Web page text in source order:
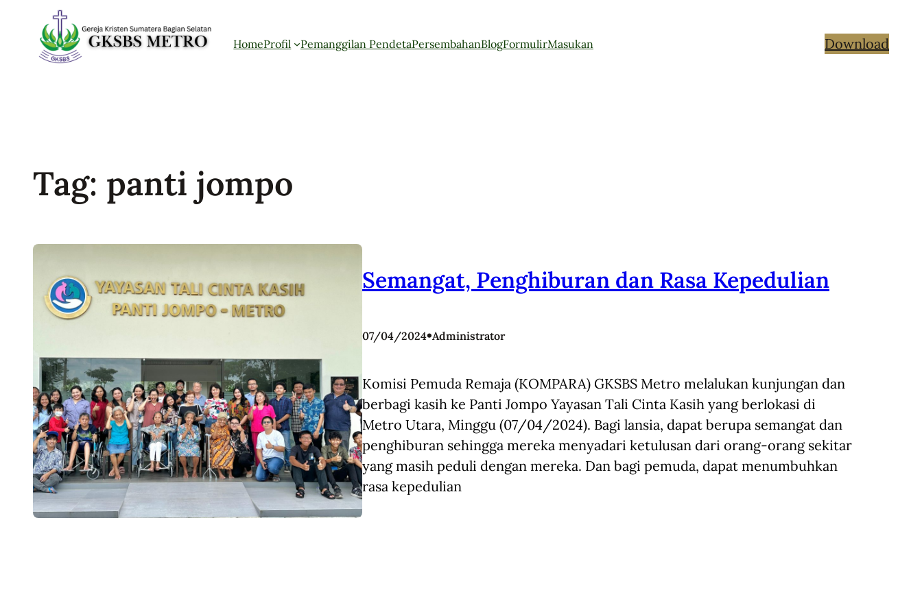
content
HomeProfil Pemanggilan PendetaPersembahanBlogFormulirMasukan Download
Tag: panti jompo
Semangat, Penghiburan dan Rasa Kepedulian
07/04/2024•Administrator
Komisi Pemuda Remaja (KOMPARA) GKSBS Metro melalukan kunjungan dan
berbagi kasih ke Panti Jompo Yayasan Tali Cinta Kasih yang berlokasi di
Metro Utara, Minggu (07/04/2024). Bagi lansia, dapat berupa semangat dan
penghiburan sehingga mereka menyadari ketulusan dari orang-orang sekitar
yang masih peduli dengan mereka. Dan bagi pemuda, dapat menumbuhkan
rasa kepedulian